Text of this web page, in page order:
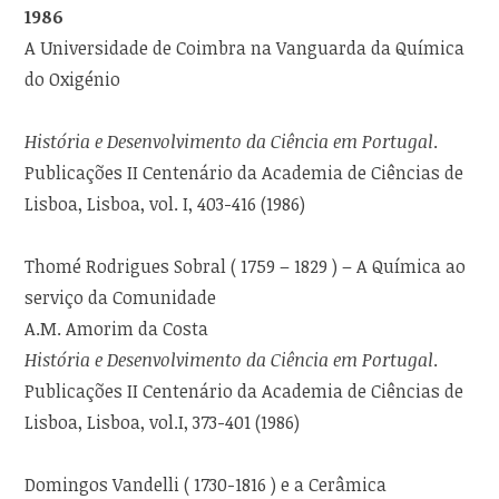
1986
A Universidade de Coimbra na Vanguarda da Química
do Oxigénio
História e Desenvolvimento da Ciência em Portugal.
Publicações II Centenário da Academia de Ciências de
Lisboa, Lisboa, vol. I, 403-416 (1986)
Thomé Rodrigues Sobral ( 1759 – 1829 ) – A Química ao
serviço da Comunidade
A.M. Amorim da Costa
História e Desenvolvimento da Ciência em Portugal.
Publicações II Centenário da Academia de Ciências de
Lisboa, Lisboa, vol.I, 373-401 (1986)
Domingos Vandelli ( 1730-1816 ) e a Cerâmica